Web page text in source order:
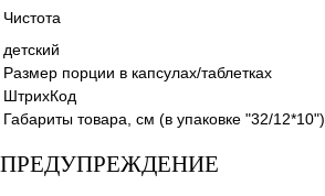
Чистота
детский
Размер порции в капсулах/таблетках
ШтрихКод
Габариты товара, см (в упаковке "32/12*10")
ПРЕДУПРЕЖДЕНИЕ